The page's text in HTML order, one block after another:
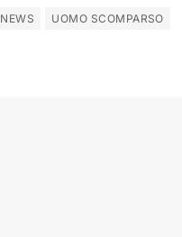
NEWS UOMO SCOMPARSO